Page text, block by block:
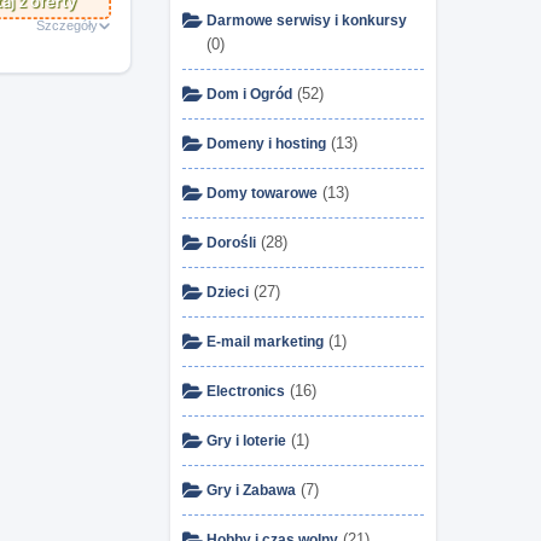
Szczegóły Darmowe serwisy i konkursy
(0)
Dom i Ogród (52)
Domeny i hosting (13)
Domy towarowe (13)
Dorośli (28)
Dzieci (27)
E-mail marketing (1)
Electronics (16)
Gry i loterie (1)
Gry i Zabawa (7)